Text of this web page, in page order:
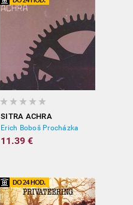
SITRA ACHRA
Erich Boboš Procházka
11.39 €